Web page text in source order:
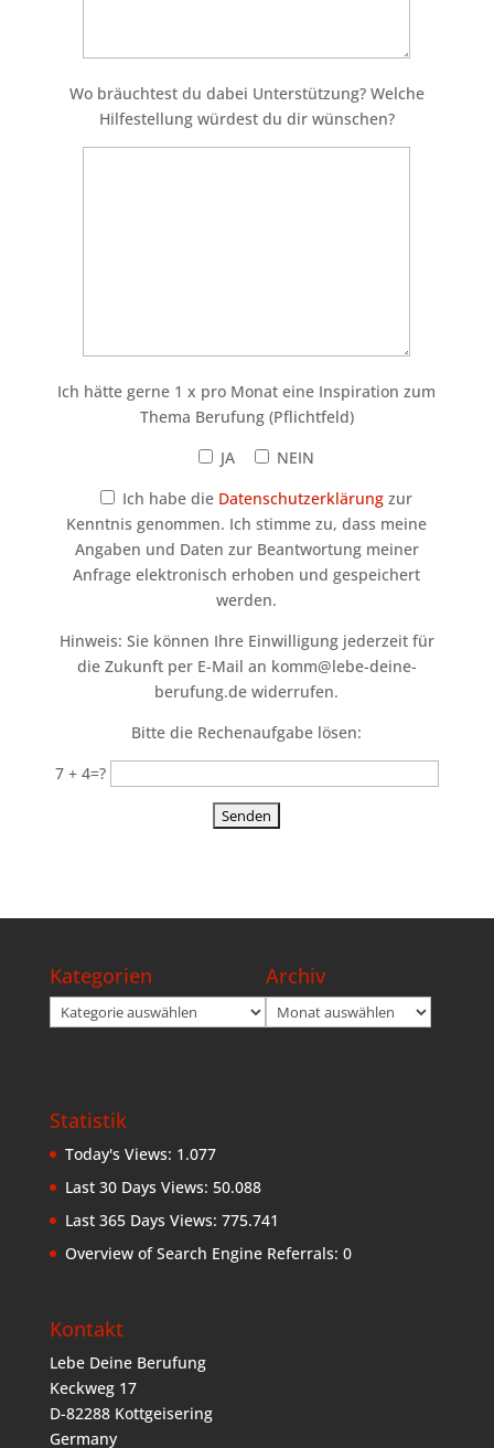
Wo bräuchtest du dabei Unterstützung? Welche
Hilfestellung würdest du dir wünschen?
Ich hätte gerne 1 x pro Monat eine Inspiration zum
Thema Berufung (Pflichtfeld)
JA
NEIN
Ich habe die Datenschutzerklärung zur
Kenntnis genommen. Ich stimme zu, dass meine
Angaben und Daten zur Beantwortung meiner
Anfrage elektronisch erhoben und gespeichert
werden.
Hinweis: Sie können Ihre Einwilligung jederzeit für
die Zukunft per E-Mail an komm@lebe-deine-
berufung.de widerrufen.
Bitte die Rechenaufgabe lösen:
7 + 4=?
Kategorien
Kategorien
Archiv
Archiv
Statistik
Today's Views: 1.077
Last 30 Days Views: 50.088
Last 365 Days Views: 775.741
Overview of Search Engine Referrals: 0
Kontakt
Lebe Deine Berufung
Keckweg 17
D-82288 Kottgeisering
Germany